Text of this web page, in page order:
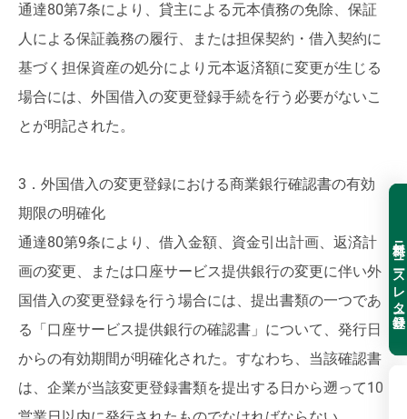
通達80第7条により、貸主による元本債務の免除、保証
人による保証義務の履行、または担保契約・借入契約に
基づく担保資産の処分により元本返済額に変更が生じる
場合には、外国借入の変更登録手続を行う必要がないこ
とが明記された。
3．外国借入の変更登録における商業銀行確認書の有効
期限の明確化
通達80第9条により、借入金額、資金引出計画、返済計
画の変更、または口座サービス提供銀行の変更に伴い外
国借入の変更登録を行う場合には、提出書類の一つであ
る「口座サービス提供銀行の確認書」について、発行日
からの有効期間が明確化された。すなわち、当該確認書
は、企業が当該変更登録書類を提出する日から遡って10
無料ニュースレター登録